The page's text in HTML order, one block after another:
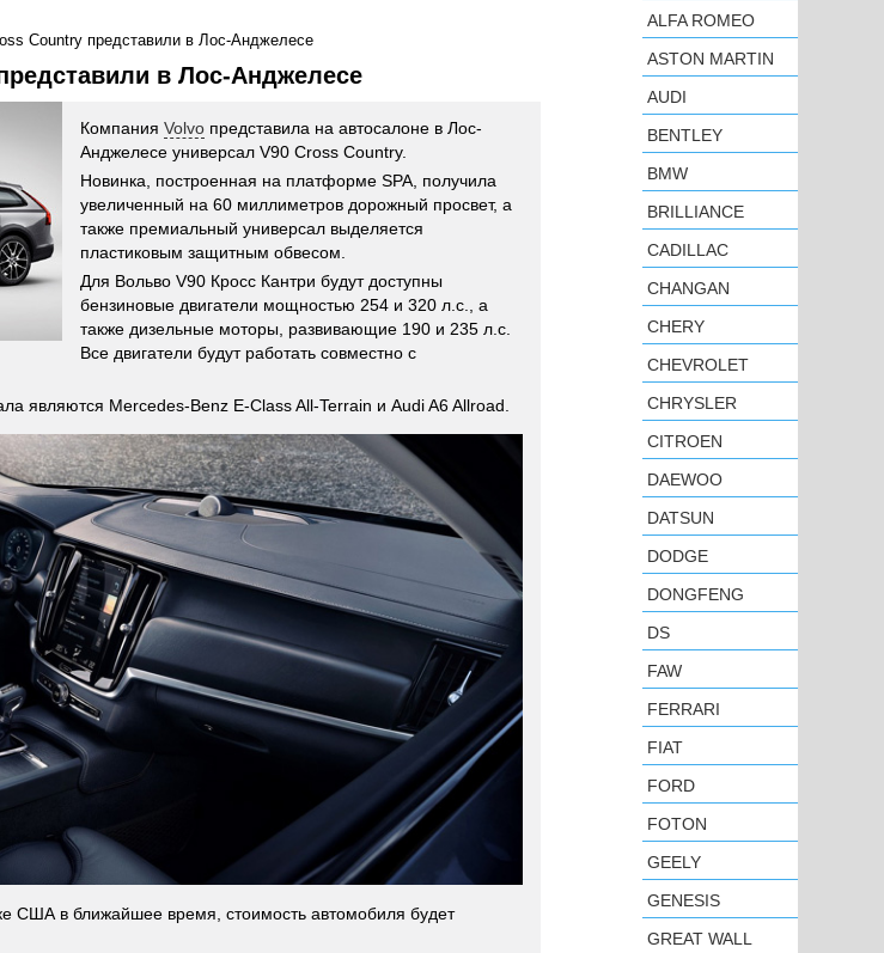
Country представили в Лос-Анджелесе
в Лос-Анджелесе
Компания Volvo представила на автосалоне в Лос-
Анджелесе универсал V90 Cross Country.
Новинка, построенная на платформе SPA, получила
увеличенный на 60 миллиметров дорожный просвет, а
также премиальный универсал выделяется
пластиковым защитным обвесом.
Для Вольво V90 Кросс Кантри будут доступны
бензиновые двигатели мощностью 254 и 320 л.с., а
также дизельные моторы, развивающие 190 и 235 л.с.
Все двигатели будут работать совместно с
являются Mercedes-Benz E-Class All-Terrain и Audi A6 Allroad.
США в ближайшее время, стоимость автомобиля будет
ALFA ROMEO
ASTON MARTIN
AUDI
BENTLEY
BMW
BRILLIANCE
CADILLAC
CHANGAN
CHERY
CHEVROLET
CHRYSLER
CITROEN
DAEWOO
DATSUN
DODGE
DONGFENG
DS
FAW
FERRARI
FIAT
FORD
FOTON
GEELY
GENESIS
GREAT WALL